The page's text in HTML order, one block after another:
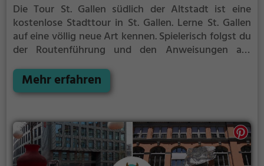
Die Tour St. Gallen südlich der Altstadt ist eine
kostenlose Stadttour in St. Gallen. Lerne St. Gallen
auf eine völlig neue Art kennen.Spielerisch folgst du
der Routenführung und den Anweisungen auf
Ecken von St. Gallen kennen.
Mehr erfahren